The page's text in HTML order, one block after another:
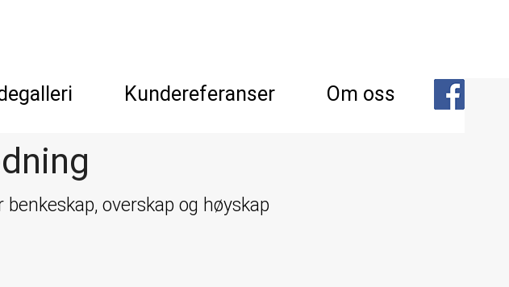
Kundereferanser Om oss
overskap og høyskap